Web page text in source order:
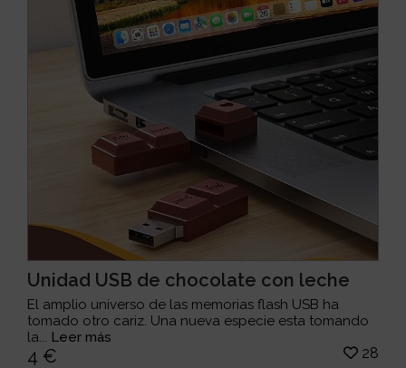
Unidad USB de chocolate con leche
El amplio universo de las memorias flash USB ha
tomado otro cariz. Una nueva especie esta tomando
la... Leer más
4 € 28